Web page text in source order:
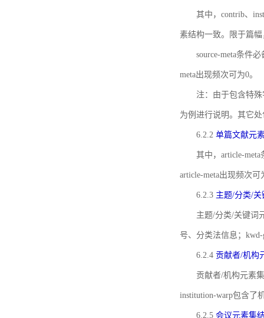
其中，contrib、
素结构一致。限于篇
source-meta条件
meta出现频次可为0。
注：由于包含特殊
为例进行说明。其它
6.2.2 单篇文献元
其中，article-
article-meta出现频次可
6.2.3 主题/分类/
主题/分类/关键词
号、分类法信息；
6.2.4 贡献者/机构
贡献者/机构元素
institution-warp包含了
6.2.5 会议元素集